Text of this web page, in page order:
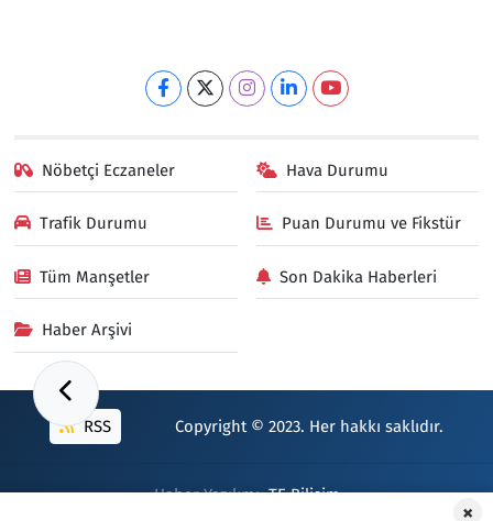
×
Nöbetçi Eczaneler Hava Durumu
Trafik Durumu Puan Durumu ve Fikstür
Tüm Manşetler Son Dakika Haberleri
Haber Arşivi
RSS Copyright © 2023. Her hakkı saklıdır.
Haber Yazılımı:TE Bilişim